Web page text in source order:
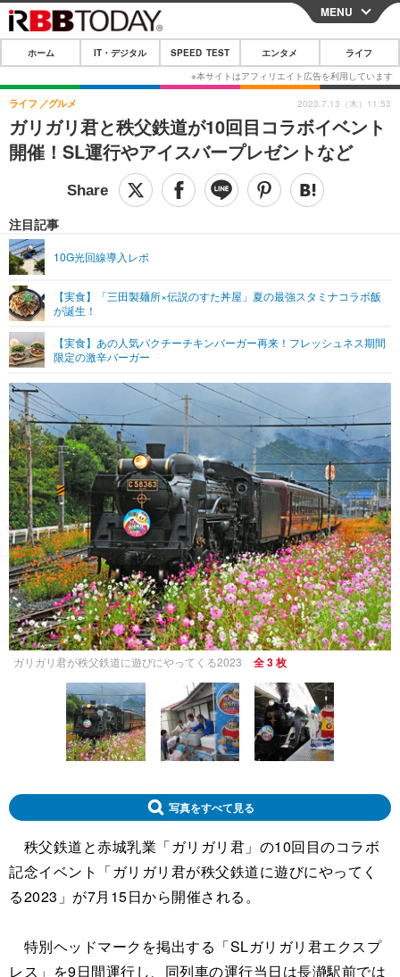
CLOSE
ホーム
IT・デジタル
IT・デジタルTOP スマートフォン
ガジェット・ツール
ショッピング その他
SPEED TEST
エンタメTOP 映画・ドラマ
グラビア
ショッピング その他
ライフTOP
その他
リリース一覧
プッシュ通知の停止方法
MENU
ホーム IT・デジタル SPEED TEST エンタメ ライフ
ガリガリ君と秩父鉄道が10回目コラボイベント
開催！SL運行やアイスバープレゼントなど
ライフ グルメ
注目記事
10G光回線導入レポ
【実食】「三田製麺所×伝説のすた丼屋」夏の最強スタミナコラボ飯
が誕生！
【実食】あの人気パクチーチキンバーガー再来！フレッシュネス期間
限定の激辛バーガー
2023.7.13（木）11:53
ガリガリ君が秩父鉄道に遊びにやってくる2023 全 3 枚
写真をすべて見る
秩父鉄道と赤城乳業「ガリガリ君」の10回目のコラボ
記念イベント「ガリガリ君が秩父鉄道に遊びにやってく
る2023」が7月15日から開催される。
特別ヘッドマークを掲出する「SLガリガリ君エクスプ
レス」を9日間運行し、同列車の運行当日は長瀞駅前では